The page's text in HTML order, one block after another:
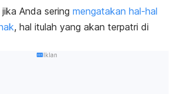
Anda sering mengatakan hal-hal
, hal itulah yang akan terpatri di
Iklan